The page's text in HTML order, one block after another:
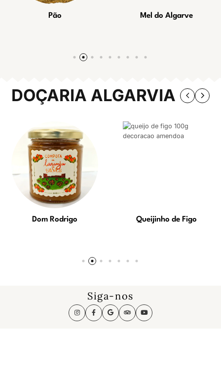
Pão Mel do Algarve
DOÇARIA ALGARVIA
Dom Rodrigo Queijinho de Figo
Siga-nos